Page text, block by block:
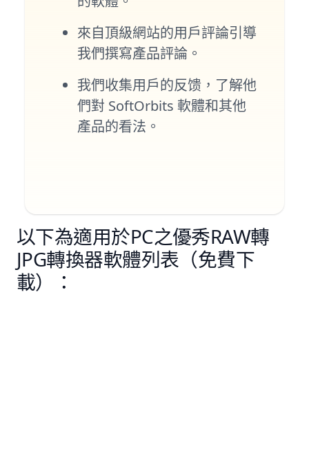
來自頂級網站的用戶評論引導
我們撰寫產品評論。
我們收集用戶的反馈，了解他
們對 SoftOrbits 軟體和其他
產品的看法。
以下為適用於PC之優秀RAW轉
JPG轉換器軟體列表（免費下
載）：